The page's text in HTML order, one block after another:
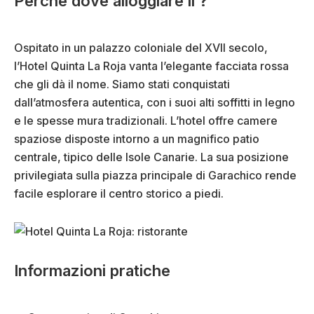
Ospitato in un palazzo coloniale del XVII secolo,
l’Hotel Quinta La Roja vanta l’elegante facciata rossa
che gli dà il nome. Siamo stati conquistati
dall’atmosfera autentica, con i suoi alti soffitti in legno
e le spesse mura tradizionali. L’hotel offre camere
spaziose disposte intorno a un magnifico patio
centrale, tipico delle Isole Canarie. La sua posizione
privilegiata sulla piazza principale di Garachico rende
facile esplorare il centro storico a piedi.
Informazioni pratiche